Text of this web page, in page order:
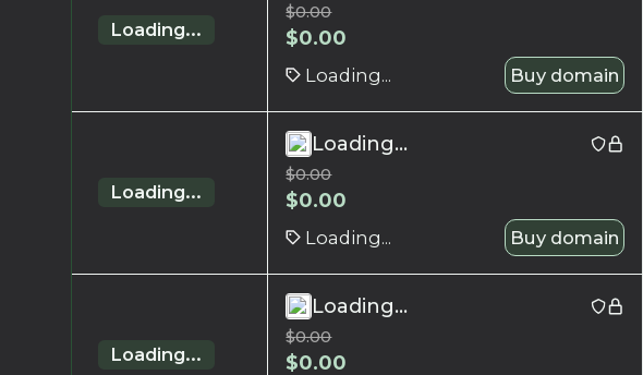
Loading...
$0.00
$0.00
Loading... Buy domain
Loading...
Loading...
$0.00
$0.00
Loading... Buy domain
Loading...
Loading...
$0.00
$0.00